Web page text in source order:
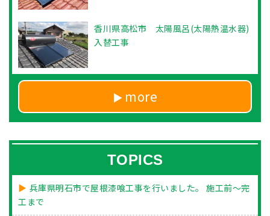
香川県高松市 太陽風呂(太陽熱温水器)
入替工事
more
TOPICS
兵庫県明石市で屋根漆喰工事を行いました。 施工前～完
工まで